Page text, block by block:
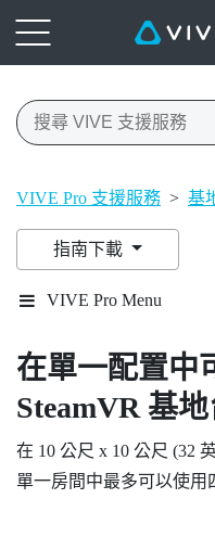
VIVE Pro 支援服務 > 基
指南下載
VIVE Pro Menu
在單一配置中
SteamVR 基地
在 10 公尺 x 10 公尺 (32
單一房間中最多可以使用